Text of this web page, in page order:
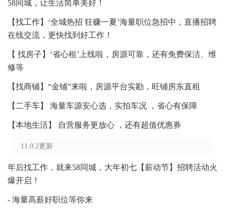
58同城，让生活简单美好！
【找工作】‘全城热招 狂赚一夏’海量职位急招中，直播招聘
在线交流，更快找到好工作！
【 找房子】‘省心租’上线啦，房源可靠，还有免费保洁、维
修等
【找商铺】“金铺”来啦，房源平台实勘，旺铺房东直租
【二手车】 海量车源安心选，实拍车况 ，省心有保障
【本地生活】 自营服务更放心 ，还有超值优惠券
11.0.2更新
年后找工作，就来58同城，大年初七【薪动节】招聘活动火
爆开启！
- 海量高薪好职位等你来